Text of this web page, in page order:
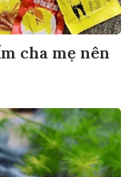
cha mẹ nên